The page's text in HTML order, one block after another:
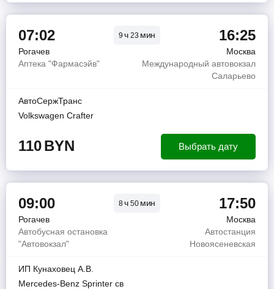
07:02 9ч 23 мин 16:25
Рогачев
Москва
Аптека "Фармасэйв"
Международный автовокзал
Саларьево
АвтоСержТранс
Volkswagen Crafter
110BYN Выбрать дату
09:00 8ч 50 мин 17:50
Рогачев
Москва
Автобусная остановка
"Автовокзал"
Автостанция
Новоясеневская
ИП Кунаховец А.В.
Mercedes-Benz Sprinter св